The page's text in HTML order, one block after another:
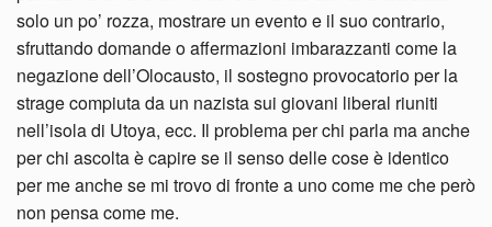
solo un po’ rozza, mostrare un evento e il suo contrario,
sfruttando domande o affermazioni imbarazzanti come la
negazione dell’Olocausto, il sostegno provocatorio per la
strage compiuta da un nazista sui giovani liberal riuniti
nell’isola di Utoya, ecc. Il problema per chi parla ma anche
per chi ascolta è capire se il senso delle cose è identico
per me anche se mi trovo di fronte a uno come me che però
non pensa come me.